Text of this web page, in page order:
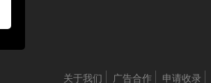
关于我们 广告合作 申请收录